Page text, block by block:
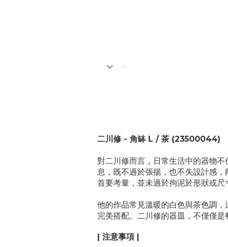
二川修 - 角缽 L / 茶 (23500044)
對二川修而言，日常生活中的器物
息，既不過於張揚，也不失設計感
首要考量，並未過於拘泥於形狀或尺
他的作品常見溫暖的白色與茶色調
完美搭配。二川修的器皿，不僅僅
| 注意事項 |